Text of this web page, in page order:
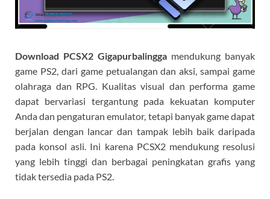
Download PCSX2 Gigapurbalingga mendukung banyak
game PS2, dari game petualangan dan aksi, sampai game
olahraga dan RPG. Kualitas visual dan performa game
dapat bervariasi tergantung pada kekuatan komputer
Anda dan pengaturan emulator, tetapi banyak game dapat
berjalan dengan lancar dan tampak lebih baik daripada
pada konsol asli. Ini karena PCSX2 mendukung resolusi
yang lebih tinggi dan berbagai peningkatan grafis yang
tidak tersedia pada PS2.